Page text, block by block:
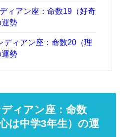
ィアン座：命数19（好奇
勢
ディアン座：命数20（理
勢
ィアン座：命数
は中学3年生）の運